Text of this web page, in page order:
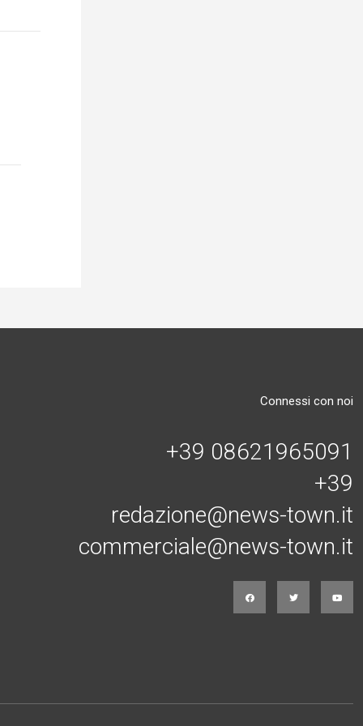
Connessi con noi
+39 08621965091
+39
redazione@news-town.it
commerciale@news-town.it